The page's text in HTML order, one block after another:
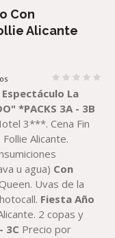
Con
Alicante
La
*PACKS 3A - 3B
3***. Cena Fin
Alicante.
u agua) Con
Uvas de la
Fiesta Año
2 copas y
3C Precio por